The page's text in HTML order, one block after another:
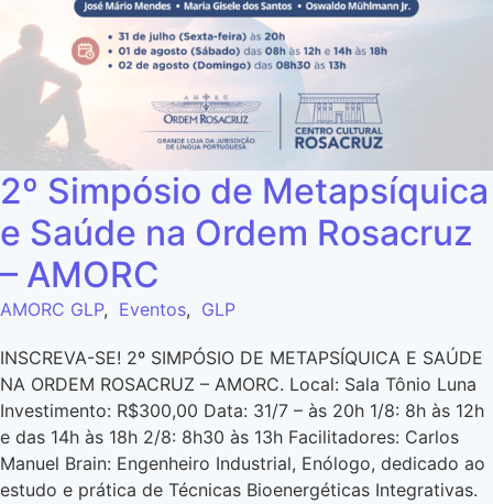
2º Simpósio de Metapsíquica
e Saúde na Ordem Rosacruz
– AMORC
AMORC GLP, Eventos, GLP
INSCREVA-SE! 2º SIMPÓSIO DE METAPSÍQUICA E SAÚDE
NA ORDEM ROSACRUZ – AMORC. Local: Sala Tônio Luna
Investimento: R$300,00 Data: 31/7 – às 20h 1/8: 8h às 12h
e das 14h às 18h 2/8: 8h30 às 13h Facilitadores: Carlos
Manuel Brain: Engenheiro Industrial, Enólogo, dedicado ao
estudo e prática de Técnicas Bioenergéticas Integrativas.